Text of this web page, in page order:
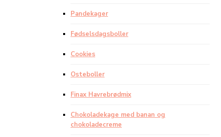
Pandekager
Fødselsdagsboller
Cookies
Osteboller
Finax Havrebrødmix
Chokoladekage med banan og
chokoladecreme